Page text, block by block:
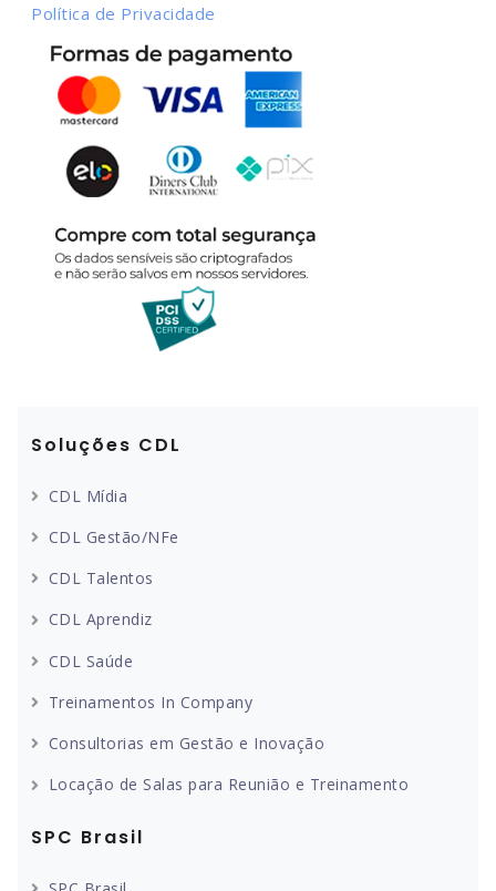
Política de Privacidade
Soluções CDL
CDL Mídia
CDL Gestão/NFe
CDL Talentos
CDL Aprendiz
CDL Saúde
Treinamentos In Company
Consultorias em Gestão e Inovação
Locação de Salas para Reunião e Treinamento
SPC Brasil